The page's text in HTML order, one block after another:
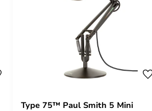
Type 75™ Paul Smith 5 Mini